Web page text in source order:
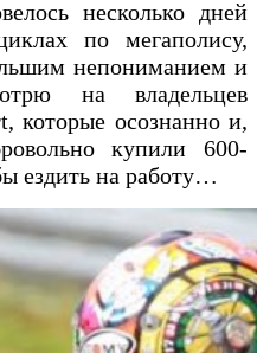
несколько дней
по мегаполису,
непониманием и
на владельцев
которые осознанно и,
купили 600-
ездить на работу…